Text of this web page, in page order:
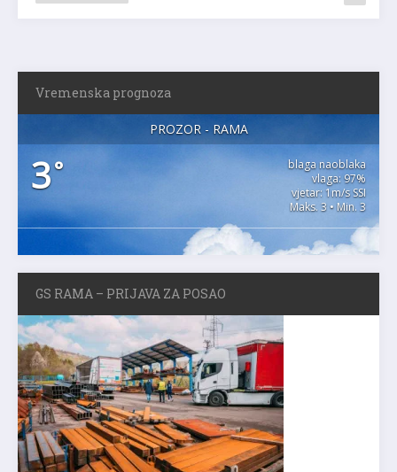
Vremenska prognoza
PROZOR - RAMA
3°
blaga naoblaka
vlaga: 97%
vjetar: 1m/s SSI
Maks. 3 • Min. 3
GS RAMA – PRIJAVA ZA POSAO